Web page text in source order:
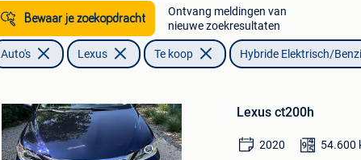
Bewaar je zoekopdracht
Ontvang meldingen van
nieuwe zoekresultaten
Auto's Lexus Te koop Hybride Elektrisch/
Mijn
Favorieten
Lexus ct200h
2020 54.600